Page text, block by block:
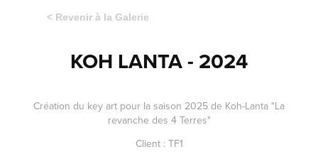
< Revenir à la Galerie
KOH LANTA - 2024
Création du key art pour la saison 2025 de Koh-Lanta "La
revanche des 4 Terres"
Client : TF1